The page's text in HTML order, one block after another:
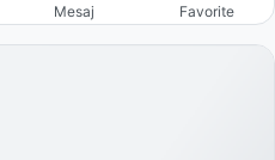
Mesaj Favorite